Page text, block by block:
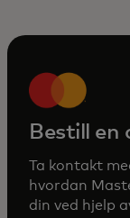
Bestill en
Ta kontakt
hvordan
din ved hjelp